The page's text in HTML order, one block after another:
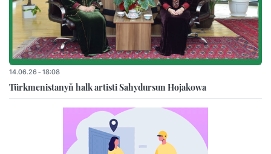
14.06.26 - 18:08
Türkmenistanyň halk artisti Sahydursun Hojakowa